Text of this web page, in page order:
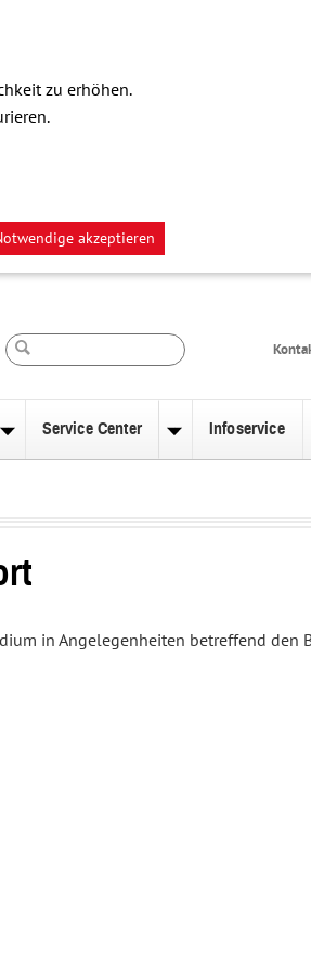
zu erhöhen.
akzeptieren
Service Center Infoservice
in Angelegenheiten betreffend den